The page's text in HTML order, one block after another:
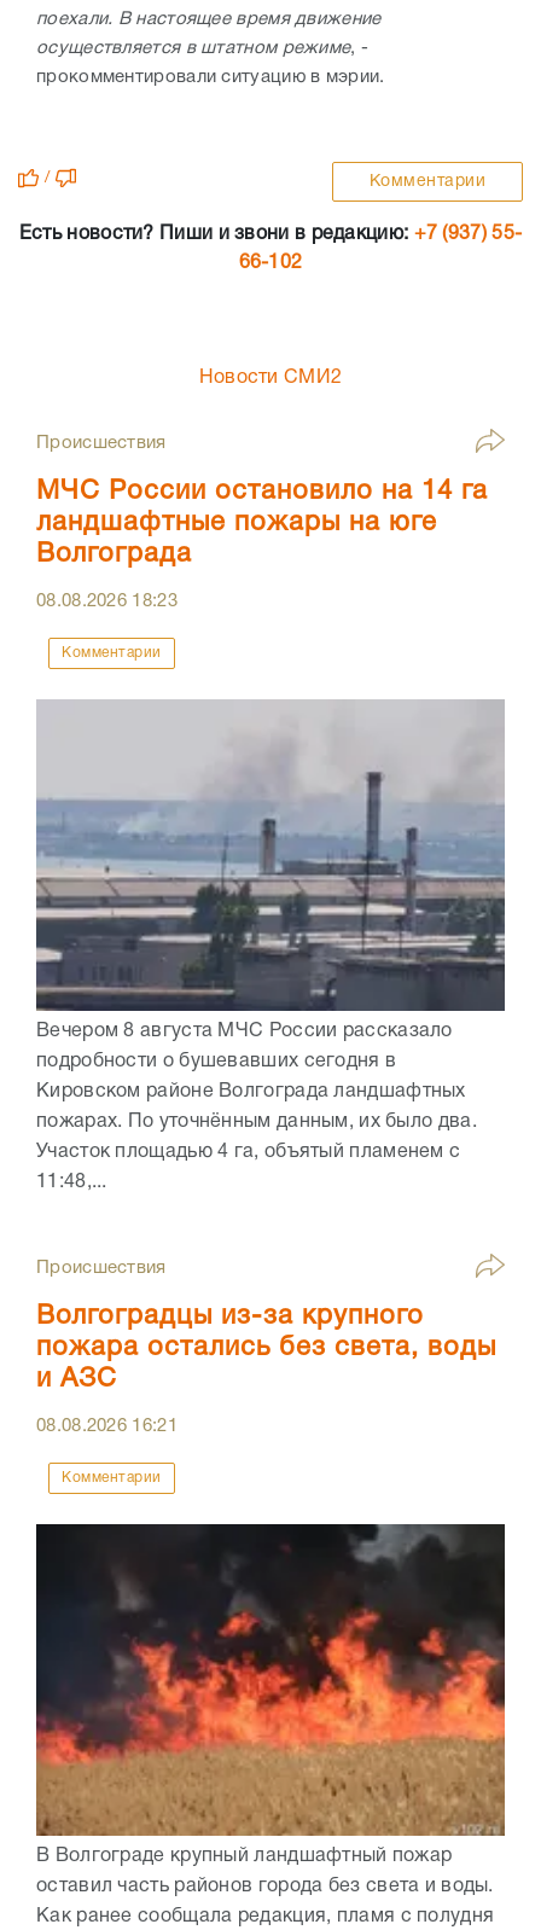
поехали. В настоящее время движение
осуществляется в штатном режиме, -
прокомментировали ситуацию в мэрии.
/ Комментарии
Есть новости? Пиши и звони в редакцию: +7 (937) 55-
66-102
Новости СМИ2
Происшествия
МЧС России остановило на 14 га
ландшафтные пожары на юге
Волгограда
08.08.2026 18:23
Комментарии
Вечером 8 августа МЧС России рассказало
подробности о бушевавших сегодня в
Кировском районе Волгограда ландшафтных
пожарах. По уточнённым данным, их было два.
Участок площадью 4 га, объятый пламенем с
11:48,...
Происшествия
Волгоградцы из-за крупного
пожара остались без света, воды
и АЗС
08.08.2026 16:21
Комментарии
В Волгограде крупный ландшафтный пожар
оставил часть районов города без света и воды.
Как ранее сообщала редакция, пламя с полудня